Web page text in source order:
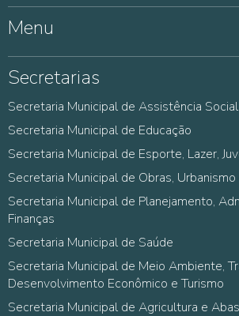
Menu
Secretarias
Secretaria Municipal de Assistência
Secretaria Municipal de Educação
Secretaria Municipal de Esporte, Lazer,
Secretaria Municipal de Obras,
Secretaria Municipal de Planejamento,
Finanças
Secretaria Municipal de Saúde
Secretaria Municipal de Meio Ambiente,
Desenvolvimento Econômico e Turismo
Secretaria Municipal de Agricultura e